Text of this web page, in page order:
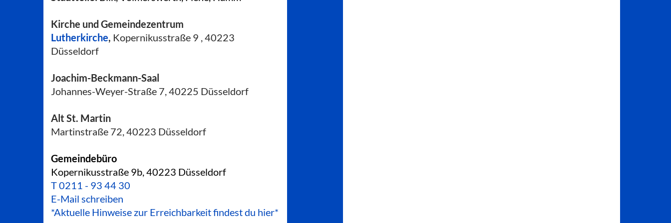
Kirche und Gemeindezentrum
Lutherkirche, Kopernikusstraße 9 , 40223
Düsseldorf
Joachim-Beckmann-Saal
Johannes-Weyer-Straße 7, 40225 Düsseldorf
Alt St. Martin
Martinstraße 72, 40223 Düsseldorf
Gemeindebüro
Kopernikusstraße 9b, 40223 Düsseldorf
T0211 - 93 44 30
E-Mail schreiben
*Aktuelle Hinweise zur Erreichbarkeit findest du hier*